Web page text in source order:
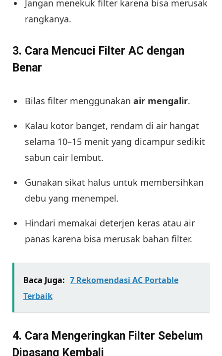
Jangan menekuk filter karena bisa merusak
rangkanya.
3. Cara Mencuci Filter AC dengan
Benar
Bilas filter menggunakan air mengalir.
Kalau kotor banget, rendam di air hangat
selama 10–15 menit yang dicampur sedikit
sabun cair lembut.
Gunakan sikat halus untuk membersihkan
debu yang menempel.
Hindari memakai deterjen keras atau air
panas karena bisa merusak bahan filter.
Baca Juga: 7 Rekomendasi AC Portable
Terbaik
4. Cara Mengeringkan Filter Sebelum
Dipasang Kembali